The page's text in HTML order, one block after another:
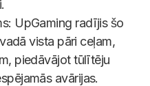
UpGaming radījis šo
vista pāri ceļam,
piedāvājot tūlītēju
avārijas.